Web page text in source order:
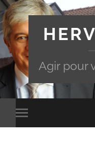
Agir pour
Toggle
mobile